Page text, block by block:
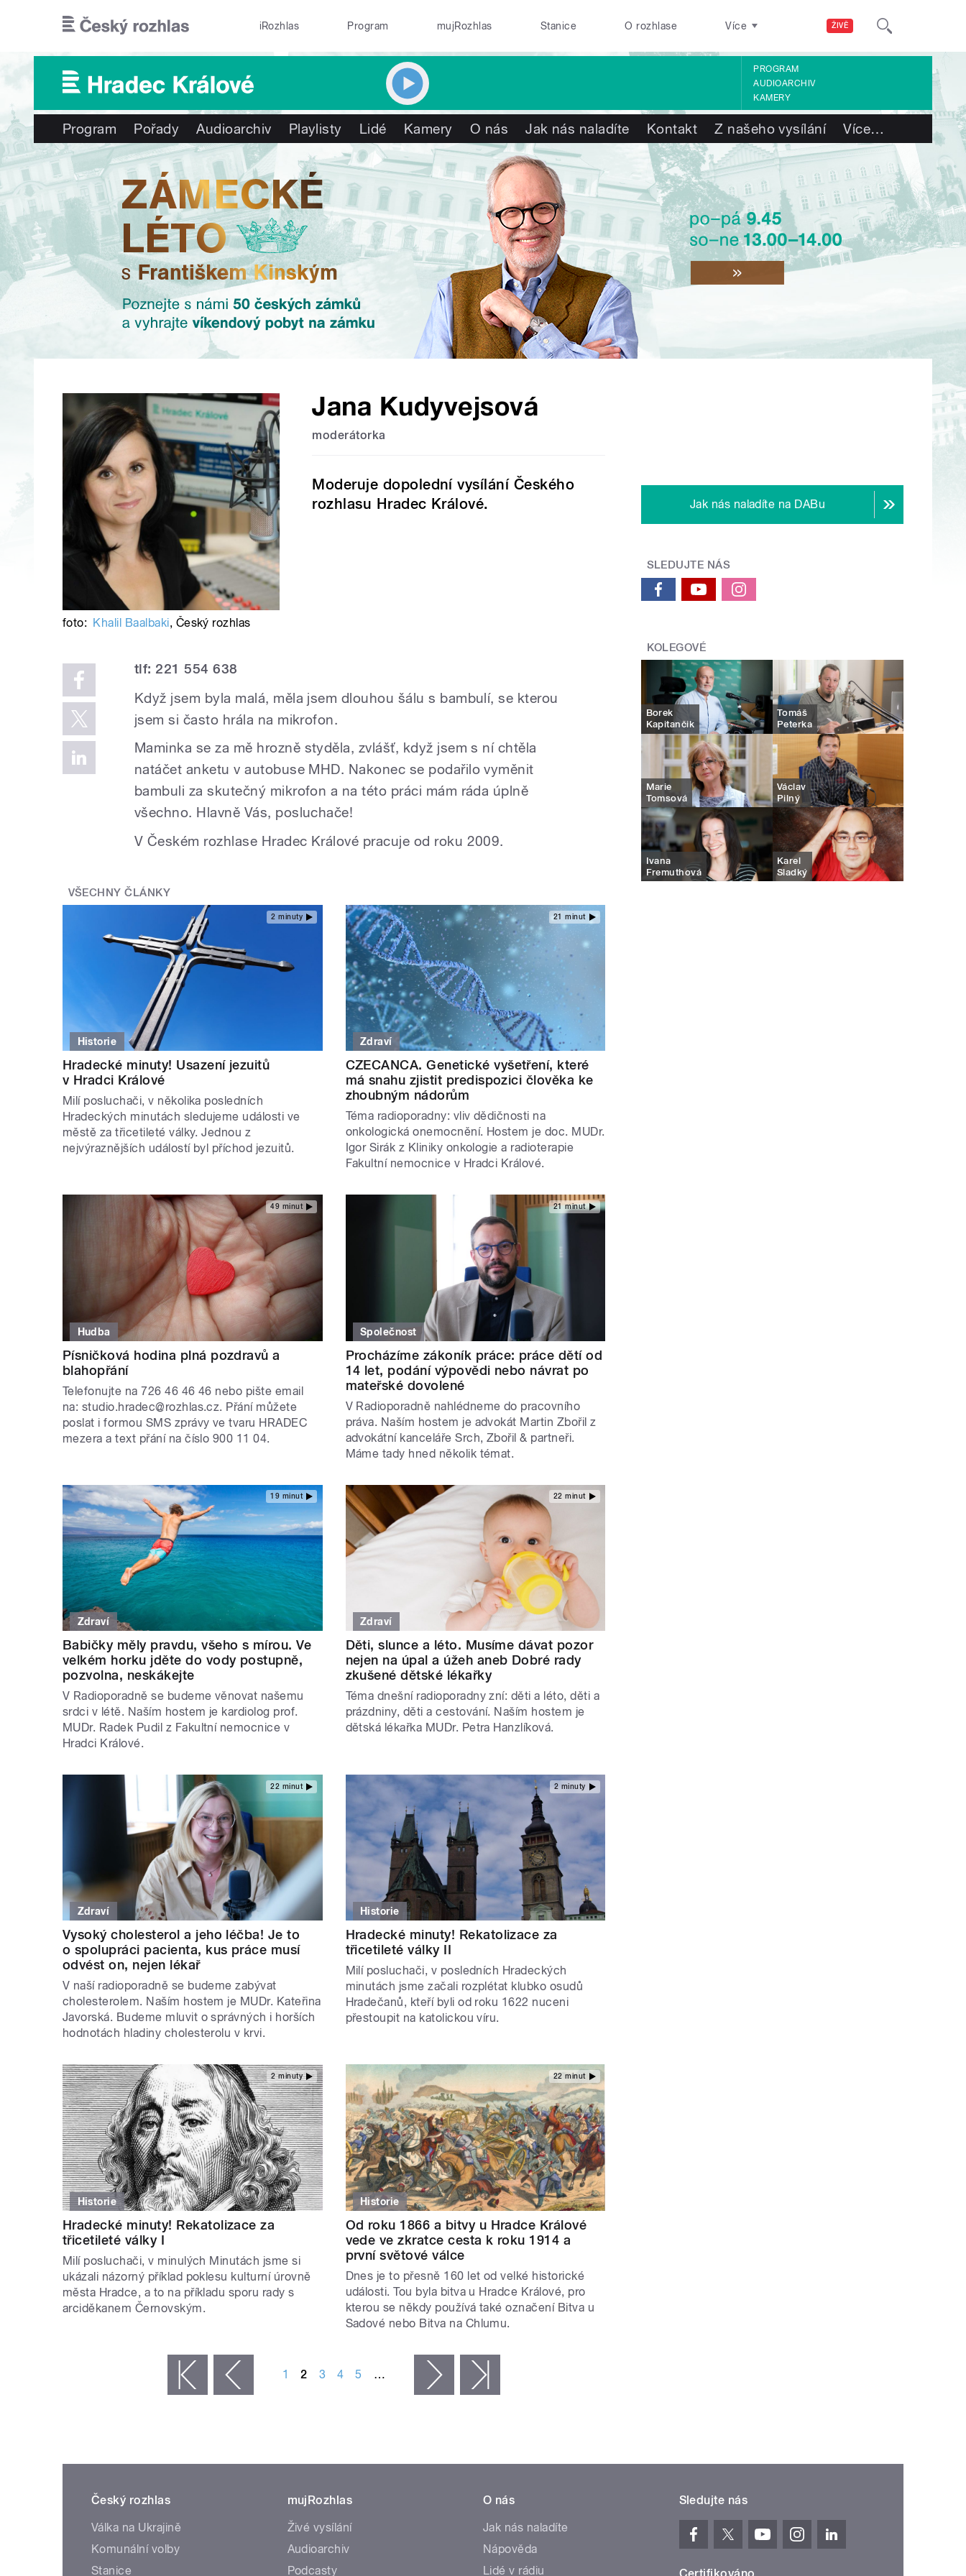
ŽIVĚ
iRozhlas Program mujRozhlas Stanice O rozhlase Více
PROGRAM
AUDIOARCHIV
KAMERY
Program Pořady Audioarchiv Playlisty Lidé Kamery O nás Jak nás naladíte Kontakt Z našeho vysílání Více…
Jana Kudyvejsová
moderátorka
Moderuje dopolední vysílání Českého
rozhlasu Hradec Králové.
foto: Khalil Baalbaki, Český rozhlas
tlf: 221 554 638
Když jsem byla malá, měla jsem dlouhou šálu s bambulí, se kterou
jsem si často hrála na mikrofon.
Maminka se za mě hrozně styděla, zvlášť, když jsem s ní chtěla
natáčet anketu v autobuse MHD. Nakonec se podařilo vyměnit
bambuli za skutečný mikrofon a na této práci mám ráda úplně
všechno. Hlavně Vás, posluchače!
V Českém rozhlase Hradec Králové pracuje od roku 2009.
VŠECHNY ČLÁNKY
2 minuty
Historie
Hradecké minuty! Usazení jezuitů
v Hradci Králové
Milí posluchači, v několika posledních
Hradeckých minutách sledujeme události ve
městě za třicetileté války. Jednou z
nejvýraznějších událostí byl příchod jezuitů.
21 minut
Zdraví
CZECANCA. Genetické vyšetření, které
má snahu zjistit predispozici člověka ke
zhoubným nádorům
Téma radioporadny: vliv dědičnosti na
onkologická onemocnění. Hostem je doc. MUDr.
Igor Sirák z Kliniky onkologie a radioterapie
Fakultní nemocnice v Hradci Králové.
49 minut
Hudba
Písničková hodina plná pozdravů a
blahopřání
Telefonujte na 726 46 46 46 nebo pište email
na: studio.hradec@rozhlas.cz. Přání můžete
poslat i formou SMS zprávy ve tvaru HRADEC
mezera a text přání na číslo 900 11 04.
21 minut
Společnost
Procházíme zákoník práce: práce dětí od
14 let, podání výpovědi nebo návrat po
mateřské dovolené
V Radioporadně nahlédneme do pracovního
práva. Naším hostem je advokát Martin Zbořil z
advokátní kanceláře Srch, Zbořil & partneři.
Máme tady hned několik témat.
19 minut
Zdraví
Babičky měly pravdu, všeho s mírou. Ve
velkém horku jděte do vody postupně,
pozvolna, neskákejte
V Radioporadně se budeme věnovat našemu
srdci v létě. Naším hostem je kardiolog prof.
MUDr. Radek Pudil z Fakultní nemocnice v
Hradci Králové.
22 minut
Zdraví
Děti, slunce a léto. Musíme dávat pozor
nejen na úpal a úžeh aneb Dobré rady
zkušené dětské lékařky
Téma dnešní radioporadny zní: děti a léto, děti a
prázdniny, děti a cestování. Naším hostem je
dětská lékařka MUDr. Petra Hanzlíková.
22 minut
Zdraví
Vysoký cholesterol a jeho léčba! Je to
o spolupráci pacienta, kus práce musí
odvést on, nejen lékař
V naší radioporadně se budeme zabývat
cholesterolem. Naším hostem je MUDr. Kateřina
Javorská. Budeme mluvit o správných i horších
hodnotách hladiny cholesterolu v krvi.
2 minuty
Historie
Hradecké minuty! Rekatolizace za
třicetileté války II
Milí posluchači, v posledních Hradeckých
minutách jsme začali rozplétat klubko osudů
Hradečanů, kteří byli od roku 1622 nuceni
přestoupit na katolickou víru.
2 minuty
Historie
Hradecké minuty! Rekatolizace za
třicetileté války I
Milí posluchači, v minulých Minutách jsme si
ukázali názorný příklad poklesu kulturní úrovně
města Hradce, a to na příkladu sporu rady s
arciděkanem Černovským.
22 minut
Historie
Od roku 1866 a bitvy u Hradce Králové
vede ve zkratce cesta k roku 1914 a
první světové válce
Dnes je to přesně 160 let od velké historické
události. Tou byla bitva u Hradce Králové, pro
kterou se někdy používá také označení Bitva u
Sadové nebo Bitva na Chlumu.
‹ předchozí 1 2 3 4 5 … následující ›
Jak nás naladíte na DABu
SLEDUJTE NÁS
KOLEGOVÉ
Borek
Kapitančik
Tomáš
Peterka
Marie
Tomsová
Václav
Pilný
Ivana
Fremuthová
Karel
Sladký
Český rozhlas
Válka na Ukrajině
Komunální volby
Stanice
mujRozhlas
Živé vysílání
Audioarchiv
Podcasty
O nás
Jak nás naladíte
Nápověda
Lidé v rádiu
Sledujte nás